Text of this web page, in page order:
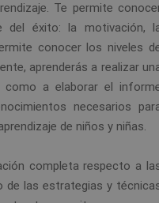
Te permite
del éxito: la motivación,
conocer los niveles
aprenderás a realizar
como a elaborar el
necesarios
de niños y niñas.
completa respecto a
de las estrategias y